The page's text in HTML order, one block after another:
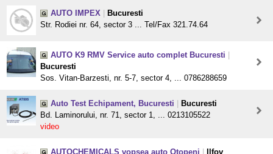
AUTO IMPEX
Bucuresti
Str. Rodiei nr. 64, sector 3 ... Tel/Fax 321.74.64
AUTO K9 RMV Service auto complet Bucuresti
Bucuresti
Sos. Vitan-Barzesti, nr. 5-7, sector 4, ... 0786288659
Auto Test Echipament, Bucuresti
Bucuresti
Bd. Laminorului, nr. 71, sector 1, ... 0213105522
video
AUTOCHEMICALS vopsea auto Otopeni Ilfov